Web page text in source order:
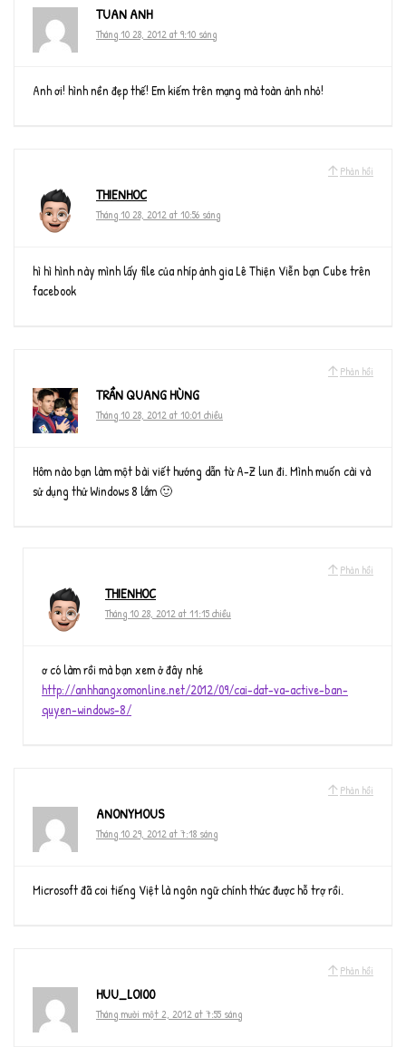
TUAN ANH
Tháng 10 28, 2012 at 9:10 sáng
Anh ơi! hình nền đẹp thế! Em kiếm trên mạng mà toàn ảnh nhỏ!
Phản hồi
THIENHOC
Tháng 10 28, 2012 at 10:56 sáng
hì hì hình này mình lấy file của nhíp ảnh gia Lê Thiện Viễn bạn Cube trên
facebook
Phản hồi
TRẦN QUANG HÙNG
Tháng 10 28, 2012 at 10:01 chiều
Hôm nào bạn làm một bài viết hướng dẫn từ A-Z lun đi. Mình muốn cài và
sử dụng thử Windows 8 lắm 🙂
Phản hồi
THIENHOC
Tháng 10 28, 2012 at 11:15 chiều
ơ có làm rồi mà bạn xem ở đây nhé
http://anhhangxomonline.net/2012/09/cai-dat-va-active-ban-
quyen-windows-8/
Phản hồi
ANONYMOUS
Tháng 10 29, 2012 at 7:18 sáng
Microsoft đã coi tiếng Việt là ngôn ngữ chính thức được hỗ trợ rồi.
Phản hồi
HUU_LOI00
Tháng mười một 2, 2012 at 7:55 sáng